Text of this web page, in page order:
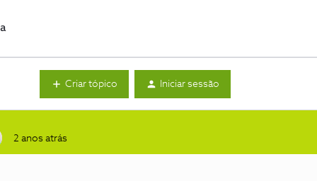
Criar tópico Iniciar sessão
2 anos atrás